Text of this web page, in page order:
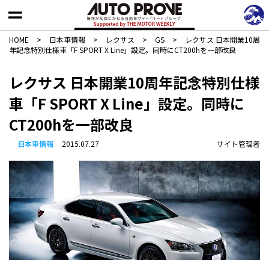
HOME > 日本車情報​ > レクサス > GS >
レクサス 日本開業10周
年記念特別仕様車「F SPORT X Line」設定。同時にCT200hを一部改良
レクサス 日本開業10周年記念特別仕様
車「F SPORT X Line」設定。同時に
CT200hを一部改良
日本車情報​ 2015.07.27 サイト管理者